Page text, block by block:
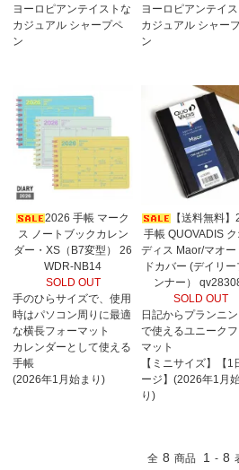
ヨーロピアンテイストな
カジュアル シャープペ
ン
ヨーロピアンテイ
カジュアル シャー
ン
2026 手帳 マーク
ス ノートブックカレン
ダー・XS（B7変型） 26
WDR-NB14
SOLD OUT
手のひらサイズで、使用
時はパソコン周りに最適
な横長フォーマット
カレンダーとして使える
手帳
(2026年1月始まり)
【送料無料
手帳 QUOVADIS
ディス Maor/マオー
ドカバー (デイリー
ンナー）
SOLD OUT
日記からプランニン
で使えるユニーク
マット
【ミニサイズ】【1
ージ】(2026年1月
り)
全 8 商品 1 - 8